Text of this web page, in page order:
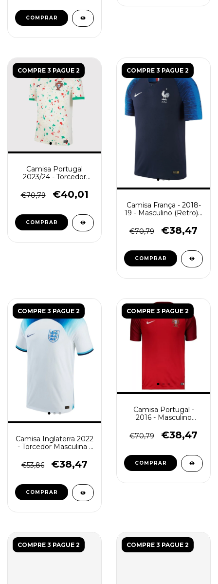
COMPRAR
COMPRE 3 PAGUE 2
Camisa Portugal
2023/24 - Torcedor
€70,79
€40,01
COMPRAR
COMPRE 3 PAGUE 2
Camisa França - 2018-
19 - Masculino (Retro) -
€70,79
€38,47
COMPRAR
COMPRE 3 PAGUE 2
Camisa Inglaterra 2022
- Torcedor Masculina -
€53,86
€38,47
COMPRAR
COMPRE 3 PAGUE 2
Camisa Portugal -
2016 - Masculino
€70,79
€38,47
COMPRAR
COMPRE 3 PAGUE 2 COMPRE 3 PAGUE 2